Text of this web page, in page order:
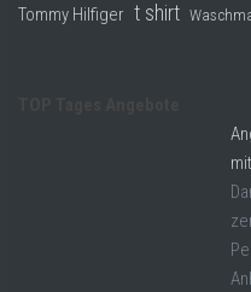
Tommy Hilfiger t shirt